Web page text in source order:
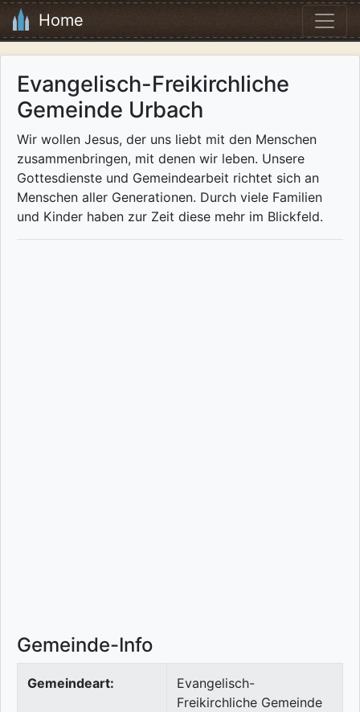
Home
Evangelisch-Freikirchliche
Gemeinde Urbach
Wir wollen Jesus, der uns liebt mit den Menschen
zusammenbringen, mit denen wir leben. Unsere
Gottesdienste und Gemeindearbeit richtet sich an
Menschen aller Generationen. Durch viele Familien
und Kinder haben zur Zeit diese mehr im Blickfeld.
Gemeinde-Info
Gemeindeart:
Evangelisch-
Freikirchliche Gemeinde